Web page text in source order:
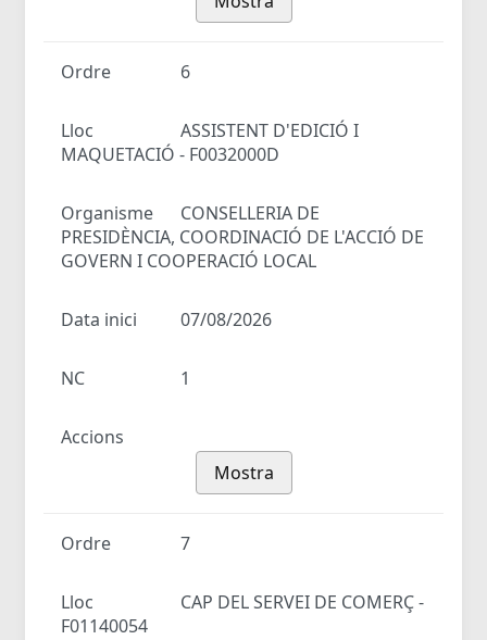
Ordre 6
Lloc
ASSISTENT D'EDICIÓ I
MAQUETACIÓ - F0032000D
Organisme
CONSELLERIA DE
PRESIDÈNCIA, COORDINACIÓ DE L'ACCIÓ DE
GOVERN I COOPERACIÓ LOCAL
Data inici 07/08/2026
NC 1
Accions
Mostra
Ordre 7
Lloc
CAP DEL SERVEI DE COMERÇ -
F01140054